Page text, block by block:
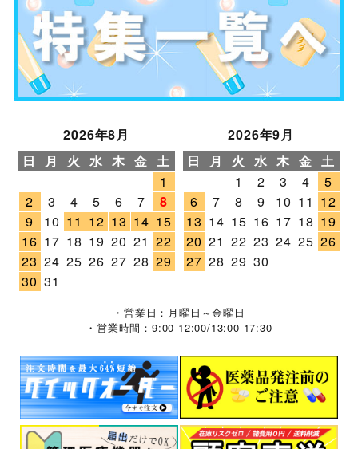
2026年8月
日
月 火 水 木 金 土
1
2
3 4 5 6 7
8
9
10 11 12 13 14 15
16 17 18 19 20 21 22
23 24 25 26 27 28 29
30 31
2026年9月
日
月 火 水 木 金 土
1
2 3 4
5
6
7 8 9 10 11 12
13 14 15 16 17 18 19
20 21 22 23 24 25 26
27 28 29 30
・営業日：月曜日～金曜日
・営業時間：9:00-12:00/13:00-17:30